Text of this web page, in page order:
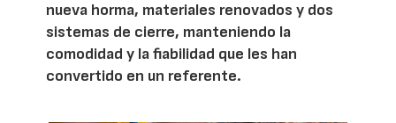
nueva horma, materiales renovados y dos
sistemas de cierre, manteniendo la
comodidad y la fiabilidad que les han
convertido en un referente.